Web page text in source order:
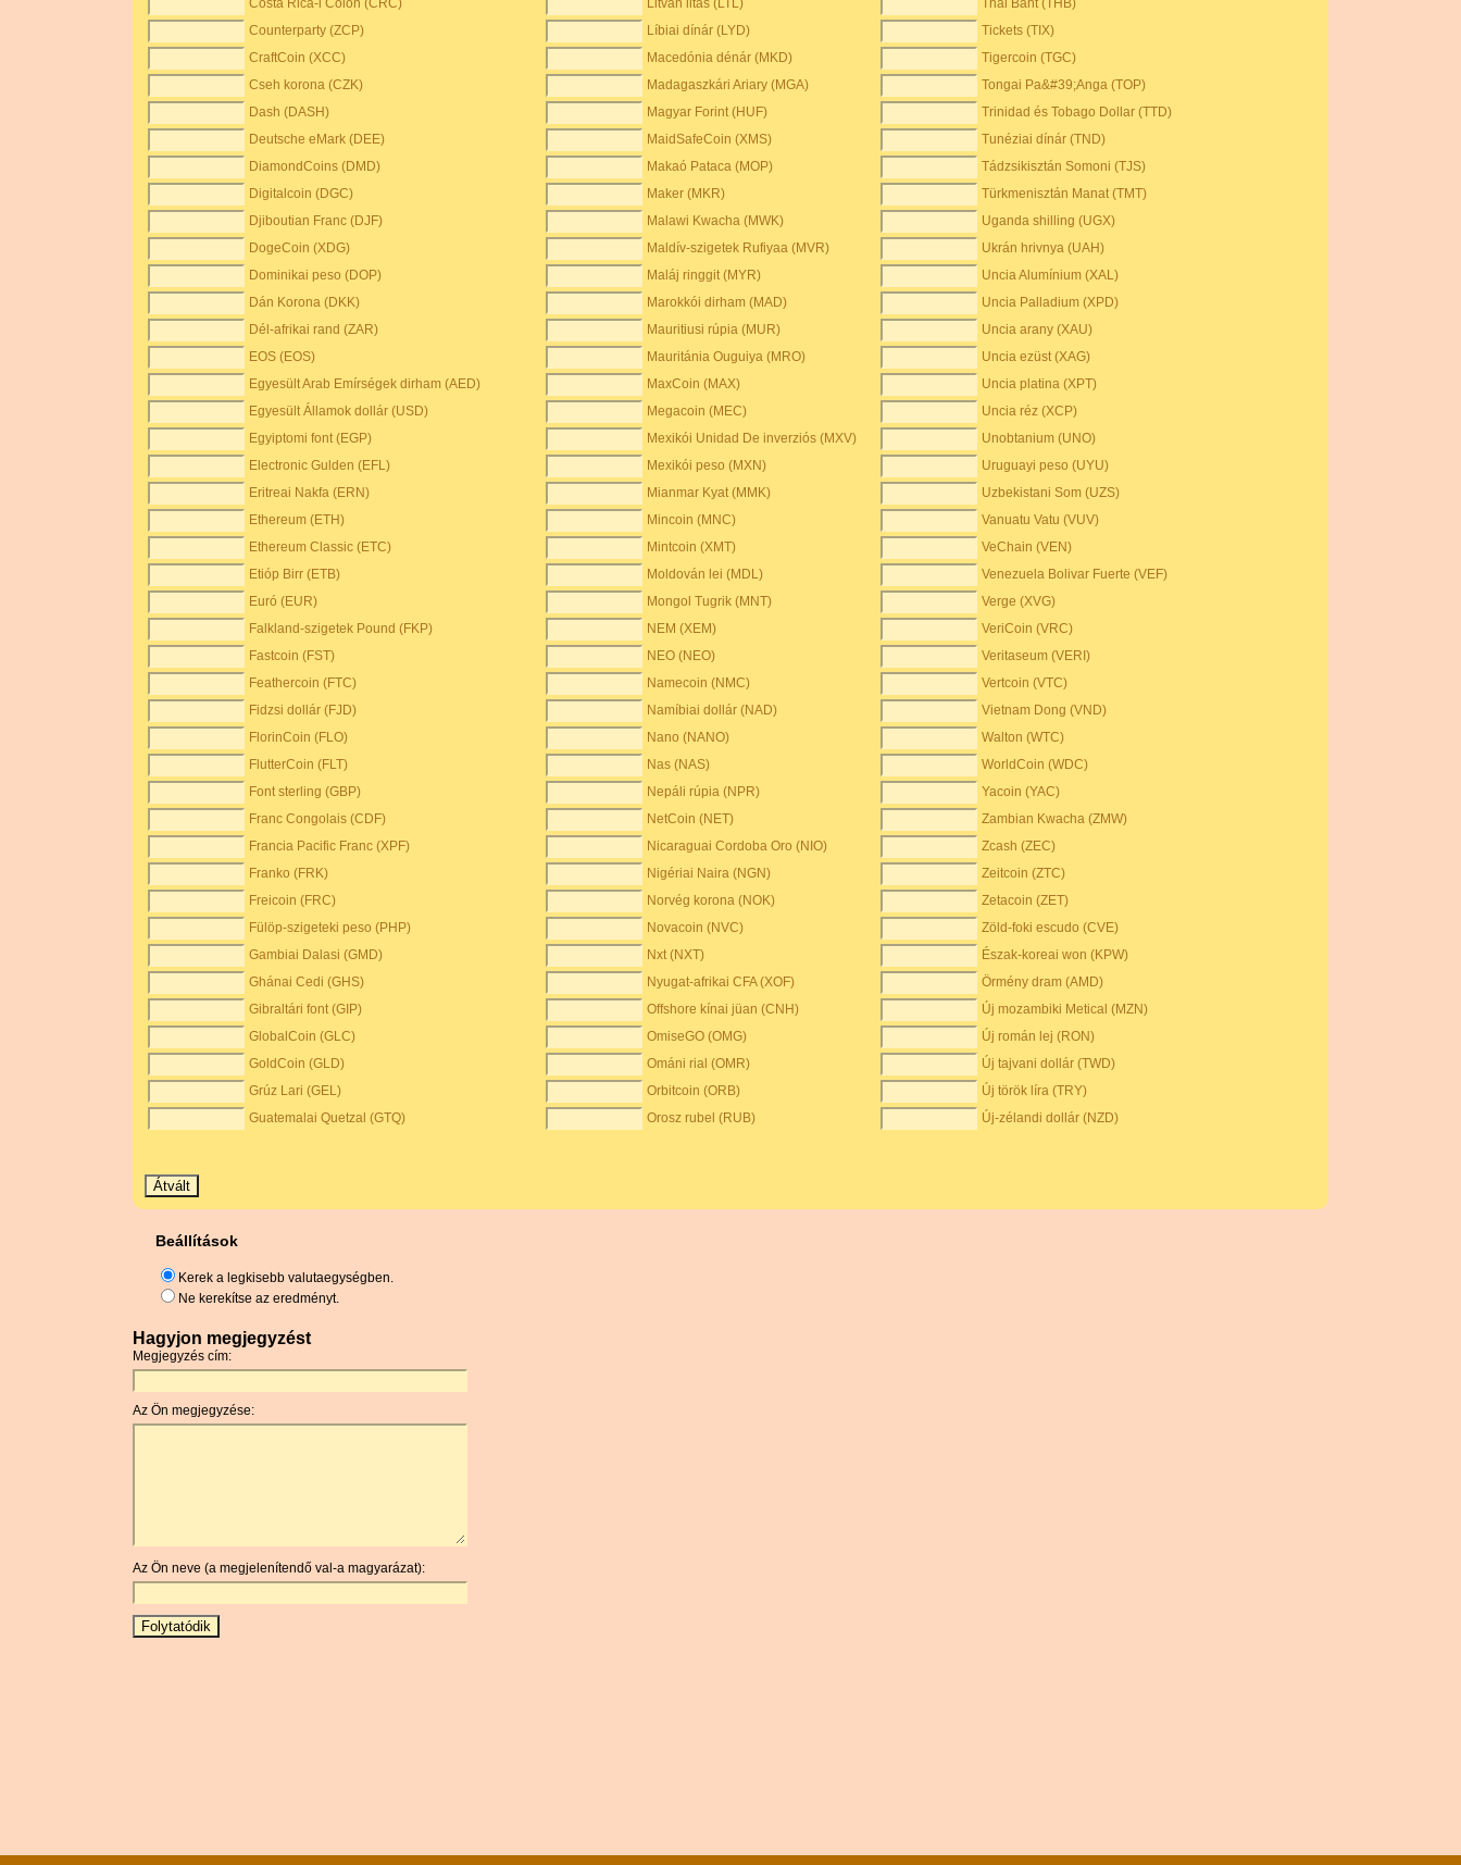
Costa Rica-i Colon (CRC)
Litván litas (LTL)
Thai Baht (THB)
Counterparty (ZCP)
Líbiai dínár (LYD)
Tickets (TIX)
CraftCoin (XCC)
Macedónia dénár (MKD)
Tigercoin (TGC)
Cseh korona (CZK)
Madagaszkári Ariary (MGA)
Tongai Pa&#39;Anga (TOP)
Dash (DASH)
Magyar Forint (HUF)
Trinidad és Tobago Dollar (TTD)
Deutsche eMark (DEE)
MaidSafeCoin (XMS)
Tunéziai dínár (TND)
DiamondCoins (DMD)
Makaó Pataca (MOP)
Tádzsikisztán Somoni (TJS)
Digitalcoin (DGC)
Maker (MKR)
Türkmenisztán Manat (TMT)
Djiboutian Franc (DJF)
Malawi Kwacha (MWK)
Uganda shilling (UGX)
DogeCoin (XDG)
Maldív-szigetek Rufiyaa (MVR)
Ukrán hrivnya (UAH)
Dominikai peso (DOP)
Maláj ringgit (MYR)
Uncia Alumínium (XAL)
Dán Korona (DKK)
Marokkói dirham (MAD)
Uncia Palladium (XPD)
Dél-afrikai rand (ZAR)
Mauritiusi rúpia (MUR)
Uncia arany (XAU)
EOS (EOS)
Mauritánia Ouguiya (MRO)
Uncia ezüst (XAG)
Egyesült Arab Emírségek dirham (AED)
MaxCoin (MAX)
Uncia platina (XPT)
Egyesült Államok dollár (USD)
Megacoin (MEC)
Uncia réz (XCP)
Egyiptomi font (EGP)
Mexikói Unidad De inverziós (MXV)
Unobtanium (UNO)
Electronic Gulden (EFL)
Mexikói peso (MXN)
Uruguayi peso (UYU)
Eritreai Nakfa (ERN)
Mianmar Kyat (MMK)
Uzbekistani Som (UZS)
Ethereum (ETH)
Mincoin (MNC)
Vanuatu Vatu (VUV)
Ethereum Classic (ETC)
Mintcoin (XMT)
VeChain (VEN)
Etióp Birr (ETB)
Moldován lei (MDL)
Venezuela Bolivar Fuerte (VEF)
Euró (EUR)
Mongol Tugrik (MNT)
Verge (XVG)
Falkland-szigetek Pound (FKP)
NEM (XEM)
VeriCoin (VRC)
Fastcoin (FST)
NEO (NEO)
Veritaseum (VERI)
Feathercoin (FTC)
Namecoin (NMC)
Vertcoin (VTC)
Fidzsi dollár (FJD)
Namíbiai dollár (NAD)
Vietnam Dong (VND)
FlorinCoin (FLO)
Nano (NANO)
Walton (WTC)
FlutterCoin (FLT)
Nas (NAS)
WorldCoin (WDC)
Font sterling (GBP)
Nepáli rúpia (NPR)
Yacoin (YAC)
Franc Congolais (CDF)
NetCoin (NET)
Zambian Kwacha (ZMW)
Francia Pacific Franc (XPF)
Nicaraguai Cordoba Oro (NIO)
Zcash (ZEC)
Franko (FRK)
Nigériai Naira (NGN)
Zeitcoin (ZTC)
Freicoin (FRC)
Norvég korona (NOK)
Zetacoin (ZET)
Fülöp-szigeteki peso (PHP)
Novacoin (NVC)
Zöld-foki escudo (CVE)
Gambiai Dalasi (GMD)
Nxt (NXT)
Észak-koreai won (KPW)
Ghánai Cedi (GHS)
Nyugat-afrikai CFA (XOF)
Örmény dram (AMD)
Gibraltári font (GIP)
Offshore kínai jüan (CNH)
Új mozambiki Metical (MZN)
GlobalCoin (GLC)
OmiseGO (OMG)
Új román lej (RON)
GoldCoin (GLD)
Ománi rial (OMR)
Új tajvani dollár (TWD)
Grúz Lari (GEL)
Orbitcoin (ORB)
Új török ​​líra (TRY)
Guatemalai Quetzal (GTQ)
Orosz rubel (RUB) Új-zélandi dollár (NZD)
Beállítások
Kerek a legkisebb valutaegységben.
Ne kerekítse az eredményt.
Hagyjon megjegyzést
Megjegyzés cím:
Az Ön megjegyzése:
Az Ön neve (a megjelenítendő val-a magyarázat):